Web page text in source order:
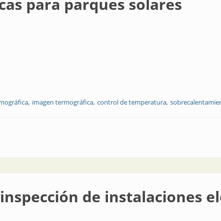
para parques solares
imagen termográfica control de temperatura
de instalaciones